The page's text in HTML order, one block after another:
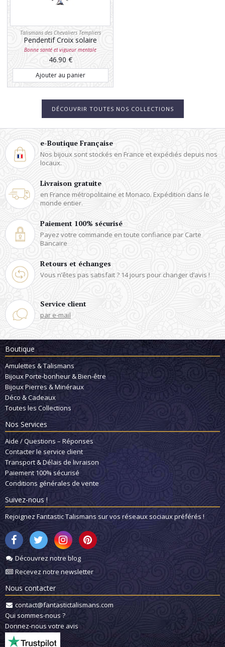
Talismans des Chevaliers Templiers
Pendentif Croix solaire
Bonne santé et vigueur mentale
46.90 €
Ajouter au panier
DÉCOUVRIR TOUTES NOS COLLECTIONS
e-Boutique Française
Nos bijoux sont stockés en France et expédiés depuis nos
locaux.
Livraison gratuite
en France métropolitaine et Monaco. Expédition dans le
monde entier.
Paiement 100% sécurisé
Payez votre commande en toute confiance par Carte
Bancaire
Retours et échanges
Vous n’êtes pas satisfait ? 14 jours pour changer d’avis !
Service client
par e-mail
Boutique
Amulettes & Talismans
Bijoux Porte-bonheur & Bien-être
Bijoux Pierres & Minéraux
Déco & Cadeaux
Toutes les Collections
Nos Services
Aide / Questions – Réponses
Contacter le service client
Transport & Délais de livraison
Paiement 100% sécurisé
Conditions générales de vente
Suivez-nous !
Rejoignez Fantastic Talismans sur vos réseaux sociaux préférés !
Découvrez notre blog
Recevez notre newsletter
Nous contacter
contact@fantastictalismans.com
Qui sommes-nous ?
Donnez-nous votre avis